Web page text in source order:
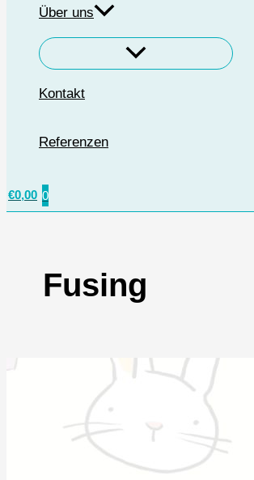
Über uns
Kontakt
Referenzen
€0,00 0
Fusing